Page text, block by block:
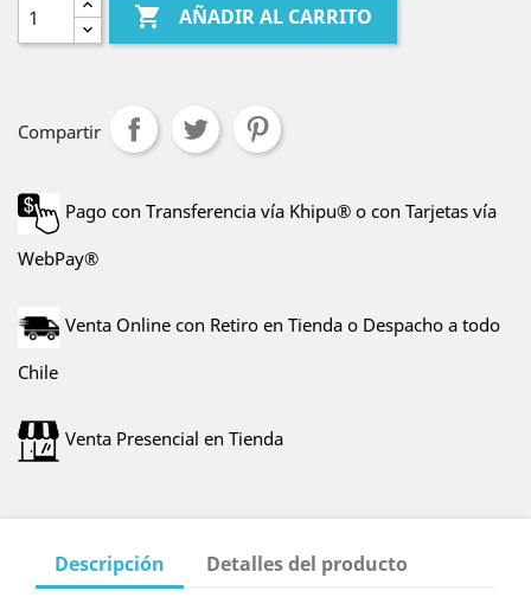
 AÑADIR AL CARRITO
Compartir
Pago con Transferencia vía Khipu® o con Tarjetas vía
WebPay®
Venta Online con Retiro en Tienda o Despacho a todo
Chile
Venta Presencial en Tienda
Descripción Detalles del producto